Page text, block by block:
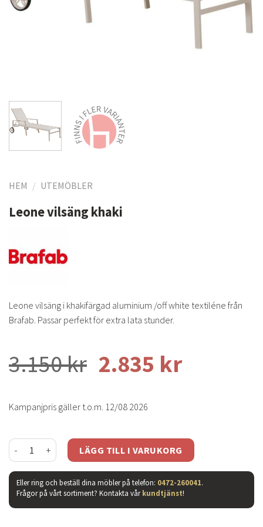
HEM / UTEMÖBLER
Leone vilsäng khaki
Leone vilsäng i khakifärgad aluminium /off white textiléne från
Brafab. Passar perfekt för extra lata stunder.
3.150kr 2.835 kr
Kampanjpris gäller t.o.m. 12/08 2026
Leone vilsäng khaki mängdLÄGG TILL I VARUKORG
Eller ring och beställ dina möbler på telefon: 0472-260041.
Frågor på vårt sortiment? Kontakta vårkundtjänst!